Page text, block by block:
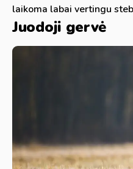
laikoma labai vertingu
Juodoji gervė